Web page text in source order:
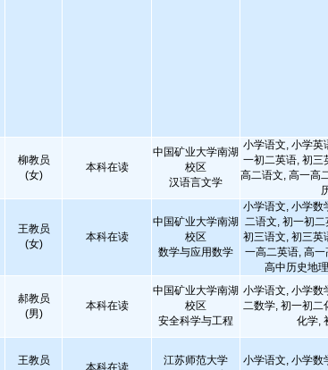
柳教员
(女)
本科在读
中国矿业大学南湖
校区
汉语言文学
小学语文, 小学英
一初二英语, 初三
高二语文, 高一高
王教员
(女)
本科在读
中国矿业大学南湖
校区
数学与应用数学
小学语文, 小学数
二语文, 初一初
初三语文, 初三英
一高二英语, 高
高中历史地
郝教员
(男)
本科在读
中国矿业大学南湖
校区
安全科学与工程
小学语文, 小学数
二数学, 初一初二
化学,
王教员
本科在读
江苏师范大学
小学语文, 小学数